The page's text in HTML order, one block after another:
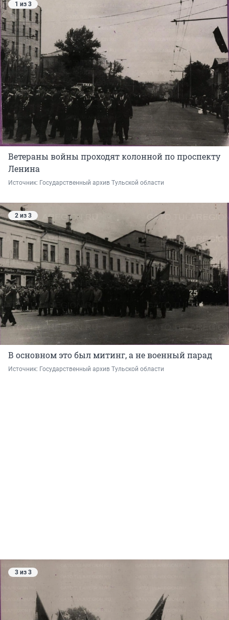
1 из 3
Ветераны войны проходят колонной по проспекту
Ленина
Источник: Государственный архив Тульской области
2 из 3
В основном это был митинг, а не военный парад
Источник: Государственный архив Тульской области
3 из 3